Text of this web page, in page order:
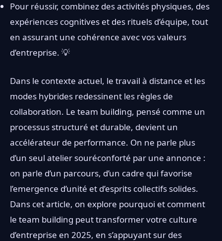
Pour réussir, combinez des activités physiques, des
expériences cognitives et des rituels d’équipe, tout
en assurant une cohérence avec vos valeurs
d’entreprise. 💡
Dans le contexte actuel, le travail à distance et les
modes hybrides redessinent les règles de
collaboration. Le team building, pensé comme un
processus structuré et durable, devient un
accélérateur de performance. On ne parle plus
d’un seul atelier souréconforté par une annonce :
on parle d’un parcours, d’un cadre qui favorise
l’emergence d’unité et d’esprits collectifs solides.
Dans cet article, on explore pourquoi et comment
le team building peut transformer votre culture
d’entreprise en 2025, en s’appuyant sur des